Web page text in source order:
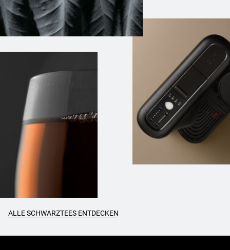
ALLE SCHWARZTEES ENTDECKEN